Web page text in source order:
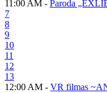
11:00 AM - Paroda
7
8
9
10
11
12
13
12:00 AM - VR filmas